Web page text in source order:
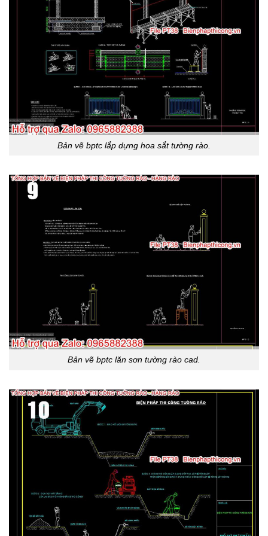
Bản vẽ bptc lắp dựng hoa sắt tường rào.
Bản vẽ bptc lăn sơn tường rào cad.